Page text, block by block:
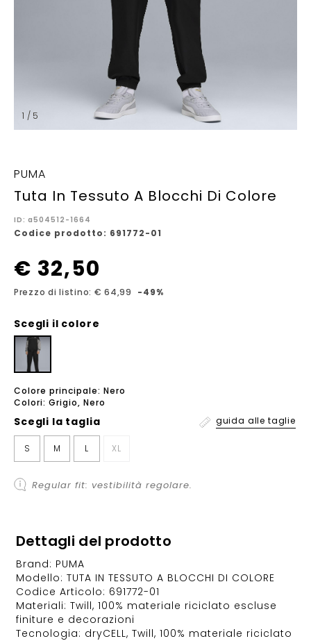
1 / 5
PUMA
Tuta In Tessuto A Blocchi Di Colore
ID: a504512-1664
Codice prodotto: 691772-01
€ 32,50
Prezzo di listino: € 64,99 -49%
Scegli il colore
Colore principale: Nero
Colori: Grigio, Nero
Scegli la taglia guida alle taglie
S M L XL
Regular fit: vestibilità regolare.
Dettagli del prodotto
Brand: PUMA
Modello: TUTA IN TESSUTO A BLOCCHI DI COLORE
Codice Articolo: 691772-01
Materiali: Twill, 100% materiale riciclato escluse
finiture e decorazioni
Tecnologia: dryCELL, Twill, 100% materiale riciclato